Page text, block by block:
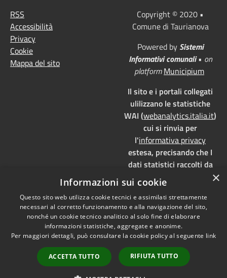
RSS
Accessibilità
Privacy
Cookie
Mappa del sito
Copyright © 2020 •
Comune di Taurianova
Powered by Sistemi
Informativi comunali• on
platform Municipium
Il sito e i portali collegati
ulilizzano le statistiche
WAI (webanalytics.italia.it)
cui si rinvia per
l'informativa privacy
estesa, precisando che I
dati statistici raccolti da
WAI vengono memorizzati
su server dedicati,
localizzati in Italia e ad uso
esclusivo della pubblica
amministrazione. WAI è
pienamente aderente alla
normativa GDPR e, grazie
all'anonimizzazione dei
dati, è
×
Informazioni sui cookie
Questo sito web utilizza cookie tecnici e assimilati strettamente
necessari al corretto funzionamento e alla navigazione del sito,
nonché un cookie tecnico analitico al solo fine di elaborare
informazioni statistiche, aggregate e anonime.
Per maggiori dettagli, può consultare la cookie policy al seguente link
ACCETTA TUTTO RIFIUTA TUTTO